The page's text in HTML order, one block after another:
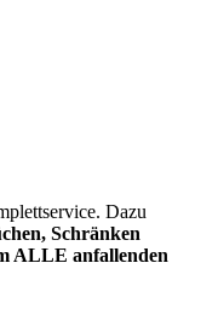
Dazu
Schränken
ALLE anfallenden